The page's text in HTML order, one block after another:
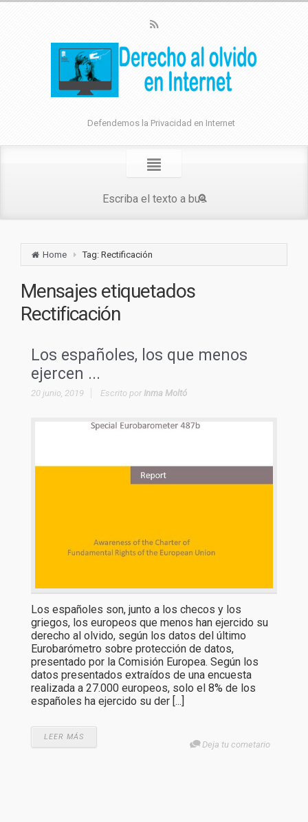
Defendemos la Privacidad en Internet
Home Tag: Rectificación
Mensajes etiquetados
Rectificación
Los españoles, los que menos
ejercen ...
20 junio, 2019 Escrito por Inma Moltó
Los españoles son, junto a los checos y los
griegos, los europeos que menos han ejercido su
derecho al olvido, según los datos del último
Eurobarómetro sobre protección de datos,
presentado por la Comisión Europea. Según los
datos presentados extraídos de una encuesta
realizada a 27.000 europeos, solo el 8% de los
españoles ha ejercido su der [...]
LEER MÁS
Deja tu cometario